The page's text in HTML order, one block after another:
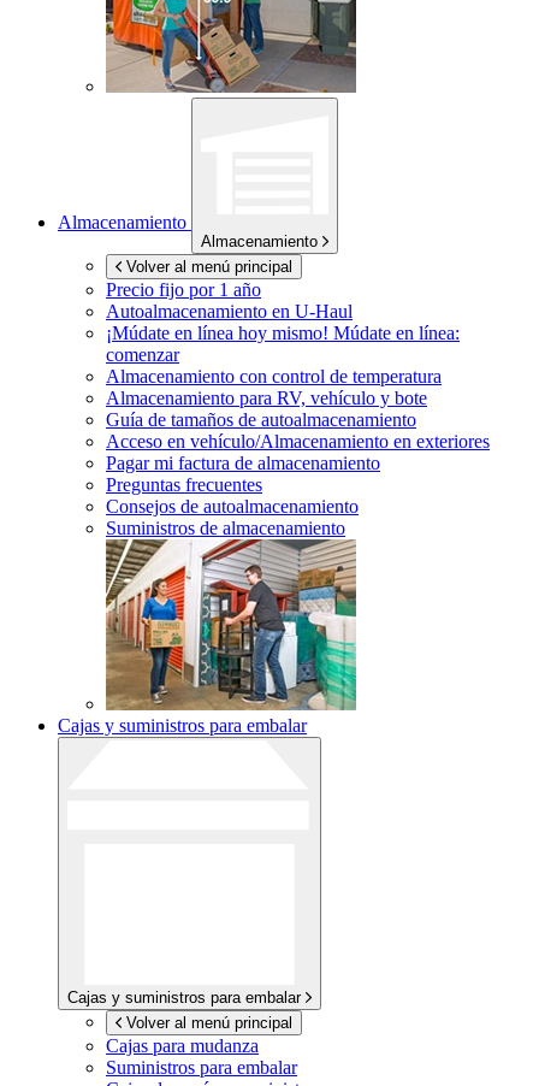
Almacenamiento
Almacenamiento
Volver al menú principal
Precio fijo por 1 año
Autoalmacenamiento en U-Haul
¡Múdate en línea hoy mismo! Múdate en línea:
comenzar
Almacenamiento con control de temperatura
Almacenamiento para RV, vehículo y bote
Guía de tamaños de autoalmacenamiento
Acceso en vehículo/Almacenamiento en exteriores
Pagar mi factura de almacenamiento
Preguntas frecuentes
Consejos de autoalmacenamiento
Suministros de almacenamiento
Cajas y suministros para embalar
Cajas y suministros para embalar
Volver al menú principal
Cajas para mudanza
Suministros para embalar